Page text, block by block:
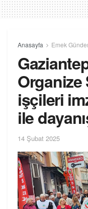
Anasayfa Emek
işçileri
ile
14 Şubat 2025